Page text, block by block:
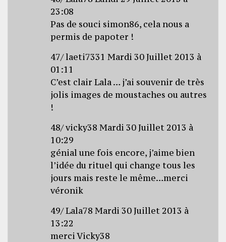
23:08
Pas de souci simon86, cela nous a
permis de papoter !
47/ laeti7331 Mardi 30 Juillet 2013 à
01:11
C’est clair Lala … j’ai souvenir de très
jolis images de moustaches ou autres
!
48/ vicky38 Mardi 30 Juillet 2013 à
10:29
génial une fois encore, j’aime bien
l’idée du rituel qui change tous les
jours mais reste le même…merci
véronik
49/ Lala78 Mardi 30 Juillet 2013 à
13:22
merci Vicky38